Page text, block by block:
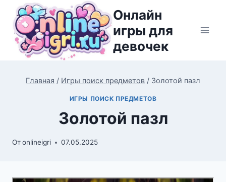
Перейти
содержимому
Онлайн
игры для
девочек
Главная / Игры поиск предметов / Золотой пазл
ИГРЫ ПОИСК ПРЕДМЕТОВ
Золотой пазл
Отonlineigri 07.05.2025